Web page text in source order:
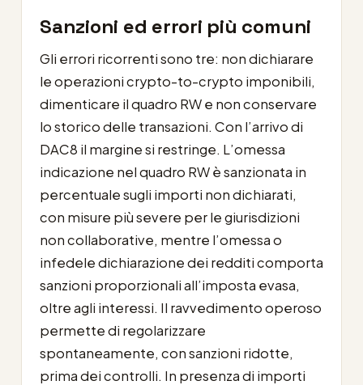
Sanzioni ed errori più comuni
Gli errori ricorrenti sono tre: non dichiarare
le operazioni crypto-to-crypto imponibili,
dimenticare il quadro RW e non conservare
lo storico delle transazioni. Con l’arrivo di
DAC8 il margine si restringe. L’omessa
indicazione nel quadro RW è sanzionata in
percentuale sugli importi non dichiarati,
con misure più severe per le giurisdizioni
non collaborative, mentre l’omessa o
infedele dichiarazione dei redditi comporta
sanzioni proporzionali all’imposta evasa,
oltre agli interessi. Il ravvedimento operoso
permette di regolarizzare
spontaneamente, con sanzioni ridotte,
prima dei controlli. In presenza di importi